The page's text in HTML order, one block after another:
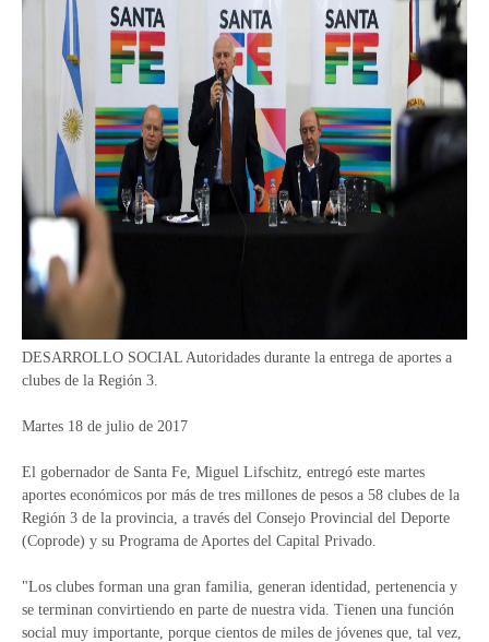
DESARROLLO SOCIAL Autoridades durante la entrega de aportes a
clubes de la Región 3.
Martes 18 de julio de 2017
El gobernador de Santa Fe, Miguel Lifschitz, entregó este martes
aportes económicos por más de tres millones de pesos a 58 clubes de la
Región 3 de la provincia, a través del Consejo Provincial del Deporte
(Coprode) y su Programa de Aportes del Capital Privado.
"Los clubes forman una gran familia, generan identidad, pertenencia y
se terminan convirtiendo en parte de nuestra vida. Tienen una función
social muy importante, porque cientos de miles de jóvenes que, tal vez,